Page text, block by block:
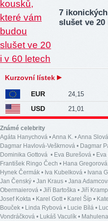
7
slušet ve 20
Kurzovní lístek
EUR 24,15
USD 21,01
Známé celebrity
Agáta Hanychová •Anna K. •Anna
Dagmar Havlová-Veškrnová • Dagmar
Dominika Gottová • Eva Burešová • Eva
František Ringo Čech • Hana Gregorová
Hynek Čermák • Iva Kubelková • Ivana
Jan Čenský • Jan Kraus • Jana
Obermaierová • Jiří Bartoška • Jiří
Josef Kokta • Karel Gott • Karel Šíp •
Bouček • Linda Rybová • Lucie Bílá •
Vondráčková • Lukáš Vaculík •